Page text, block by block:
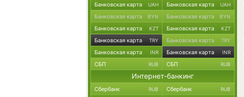
Банковская карта UAH Банковская карта UAH
Банковская карта BYN Банковская карта BYN
Банковская карта KZT Банковская карта KZT
Банковская карта TRY Банковская карта TRY
Банковская карта INR Банковская карта INR
СБП RUB СБП RUB
Интернет-банкинг
Сбербанк RUB Сбербанк RUB